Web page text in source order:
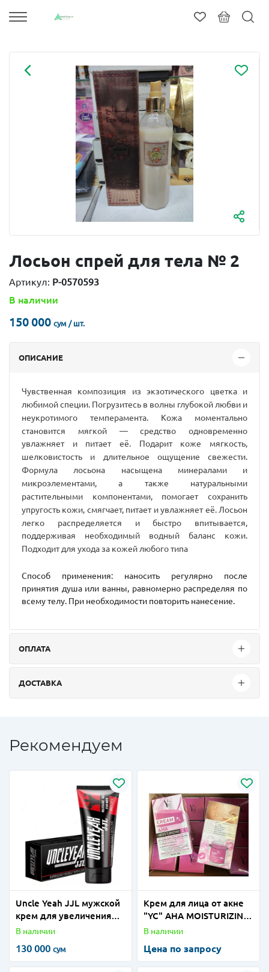
Лосьон спрей для тела № 2
Артикул: P-0570593
В наличии
150 000 сум / шт.
ОПИСАНИЕ
Чувственная композиция из экзотического цветка и
любимой специи. Погрузитесь в волны глубокой любви и
неукротимого темперамента. Кожа моментально
становится мягкой — средство одновременно
увлажняет и питает её. Подарит коже мягкость,
шелковистость и длительное ощущение свежести.
Формула лосьона насыщена минералами и
микроэлементами, а также натуральными
растительными компонентами, помогает сохранить
упругость кожи, смягчает, питает и увлажняет её. Лосьон
легко распределяется и быстро впитывается,
поддерживая необходимый водный баланс кожи.
Подходит для ухода за кожей любого типа
Способ применения: наносить регулярно после
принятия душа или ванны, равномерно распределяя по
всему телу. При необходимости повторить нанесение.
ОПЛАТА
ДОСТАВКА
Рекомендуем
Uncle Yeah JJL мужской
крем для увеличения
члена
В наличии
130 000 сум
Крем для лица от акне
"YC" AHA MOISTURIZING
Х3, 50 гр. (Дубай)
В наличии
Цена по запросу